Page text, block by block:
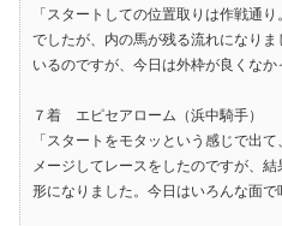
「スタートしての位置取りは作戦通
でしたが、内の馬が残る流れになり
いるのですが、今日は外枠が良くなか
７着 エピセアローム（浜中騎手）
「スタートをモタッという感じで出
メージしてレースをしたのですが、
形になりました。今日はいろんな面で